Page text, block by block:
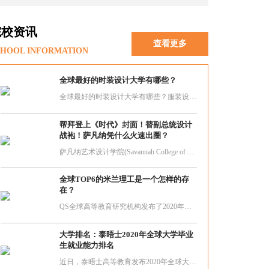
资讯
INFORMATION
查看更多
全球最好的时装设计大学有哪些？
全球最好的时装设计大学有哪些？服装设计是许多艺术生出国留学所青睐的专业，但是不少学生家长在择校的时候拿不定主意，时装设计是将设计、美学、服装构造和自然美应用于服装及其配饰的艺术。
帮拜登上《时代》封面！替副总统设计
战袍！萨凡纳凭什么火速出圈？
全球TOP6的米兰理工是一个怎样的存
在？
QS全球高等教育研究机构发布了2020年艺术设计类大学世界排名榜单，米兰理工高居榜上第6。作为四大权威大学排名之一，QS艺术类大学排名对于择校的同学来说，具有很高的参考价值，足以说明米兰理工这所院校的实力强劲！
大学排名：泰晤士2020年全球大学毕业
生就业能力排名